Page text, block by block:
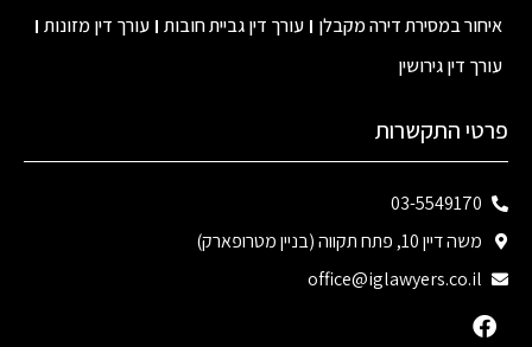
איחור במסירת דירה מקבלן
עורך דין גביית חובות עורך דין מזונות
עורך דין גירושין
פרטי התקשרות
03-5549170
משה דיין 10, פתח תקווה (בניין מטרופארק)
office@iglawyers.co.il